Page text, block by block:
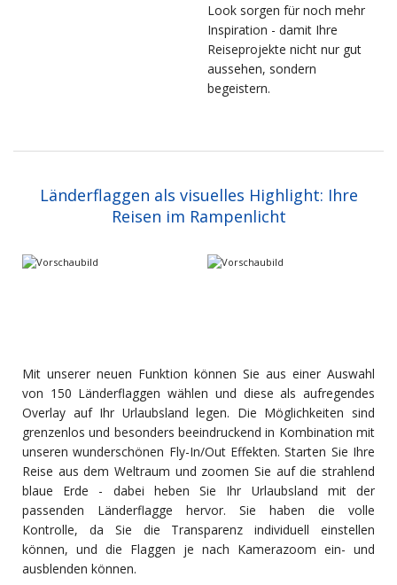
Look sorgen für noch mehr
Inspiration - damit Ihre
Reiseprojekte nicht nur gut
aussehen, sondern
begeistern.
Länderflaggen als visuelles Highlight: Ihre
Reisen im Rampenlicht
Mit unserer neuen Funktion können Sie aus einer Auswahl
von 150 Länderflaggen wählen und diese als aufregendes
Overlay auf Ihr Urlaubsland legen. Die Möglichkeiten sind
grenzenlos und besonders beeindruckend in Kombination mit
unseren wunderschönen Fly-In/Out Effekten. Starten Sie Ihre
Reise aus dem Weltraum und zoomen Sie auf die strahlend
blaue Erde - dabei heben Sie Ihr Urlaubsland mit der
passenden Länderflagge hervor. Sie haben die volle
Kontrolle, da Sie die Transparenz individuell einstellen
können, und die Flaggen je nach Kamerazoom ein- und
ausblenden können.